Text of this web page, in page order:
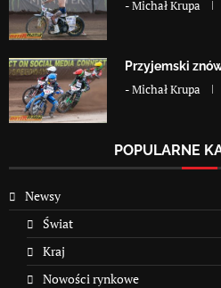
-Michał Krupa
Przyjemski
-Michał Krupa
POPULARNE
Newsy
Świat
Kraj
Nowości rynkowe